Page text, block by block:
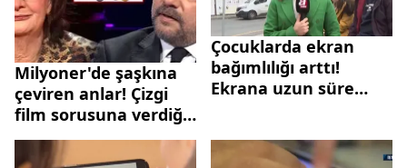
Milyoner'de şaşkına
çeviren anlar! Çizgi
film sorusuna verdiği
cevapla herkes şoke
oldu
Çocuklarda ekran
bağımlılığı arttı!
Ekrana uzun süre